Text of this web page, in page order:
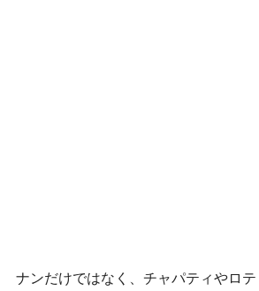
ナンだけではなく、チャパティやロテ